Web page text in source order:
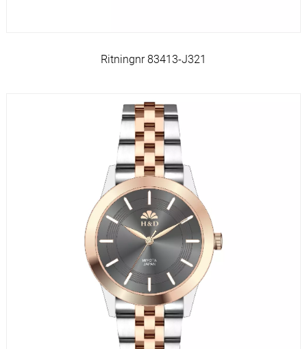
Ritningnr 83413-J321